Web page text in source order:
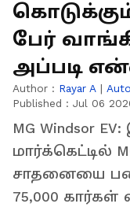
கொடுக்கும்
பேர்
அப்படி
Author : Rayar A | Auto
Published : Jul 06
MG Windsor
மார்க்கெட்டில்
சாதனையை
75,000